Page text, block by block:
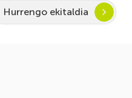
Hurrengo ekitaldia